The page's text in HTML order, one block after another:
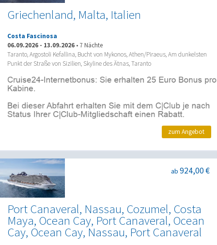
Griechenland, Malta, Italien
Costa Fascinosa
06.09.2026 - 13.09.2026 • 7 Nächte
Taranto, Argostoli Kefallina, Bucht von Mykonos, Athen/Piraeus, Am dunkelsten
Punkt der Straße von Sizilien, Skyline des Ätnas, Taranto
zum Angebot
Port Canaveral, Nassau, Cozumel, Costa
Maya, Ocean Cay, Port Canaveral, Ocean
Cay, Ocean Cay, Nassau, Port Canaveral
ab 924,00 €